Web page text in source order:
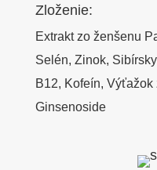
Zloženie:
Extrakt zo ženšenu
Selén, Zinok,
B12, Kofeín, Výťažok
Ginsenoside